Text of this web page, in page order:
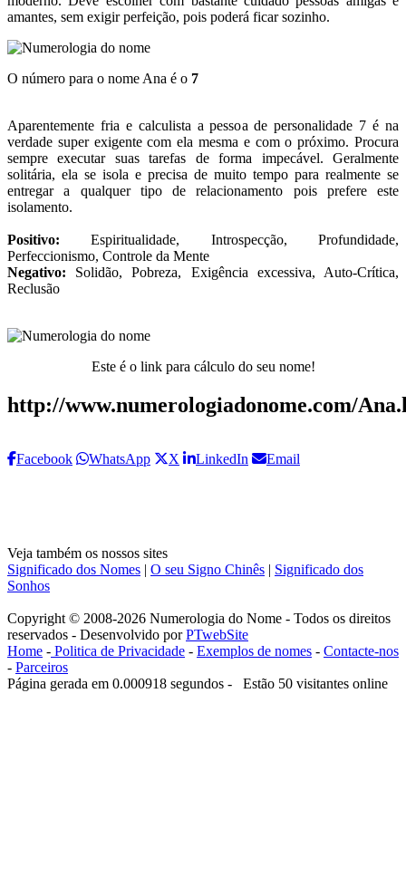
amantes, sem exigir perfeição, pois poderá ficar sozinho.
O número para o nome Ana é o 7
Aparentemente fria e calculista a pessoa de personalidade 7 é na
verdade super exigente com ela mesma e com o próximo. Procura
sempre executar suas tarefas de forma impecável. Geralmente
solitária, ela se isola e precisa de muito tempo para realmente se
entregar a qualquer tipo de relacionamento pois prefere este
isolamento.
Positivo: Espiritualidade, Introspecção, Profundidade,
Perfeccionismo, Controle da Mente
Negativo: Solidão, Pobreza, Exigência excessiva, Auto-Crítica,
Reclusão
Este é o link para cálculo do seu nome!
http://www.numerologiadonome.com/
Facebook WhatsApp X LinkedIn Email
Veja também os nossos sites
Significado dos Nomes
O seu Signo Chinês
Significado dos
Sonhos
Copyright © 2008-2026 Numerologia do Nome - Todos os direitos
reservados - Desenvolvido porPTwebSite
Home - Politica de Privacidade - Exemplos de nomes - Contacte-nos
- Parceiros
Página gerada em 0.000918 segundos - Estão 50 visitantes online